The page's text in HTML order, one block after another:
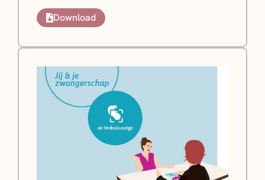
Download